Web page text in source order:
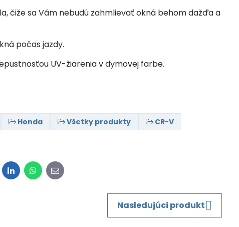
čiže sa Vám nebudú zahmlievať okná behom dažďa a
počas jazdy.
UV-žiarenia v dymovej farbe.
Honda Všetky produkty
CR-V
LinkedInWhatsApp
E-
mail
Nasledujúci produkt